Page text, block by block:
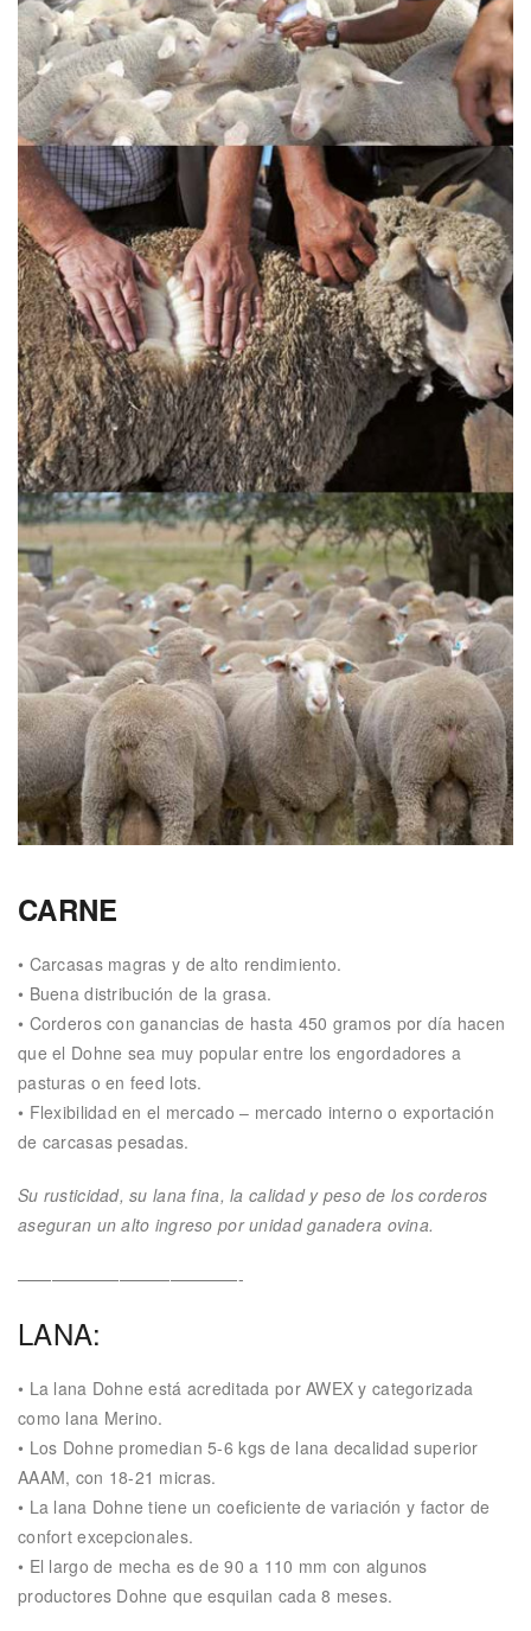
CARNE
• Carcasas magras y de alto rendimiento.
• Buena distribución de la grasa.
• Corderos con ganancias de hasta 450 gramos por día hacen
que el Dohne sea muy popular entre los engordadores a
pasturas o en feed lots.
• Flexibilidad en el mercado – mercado interno o exportación
de carcasas pesadas.
Su rusticidad, su lana fina, la calidad y peso de los corderos
aseguran un alto ingreso por unidad ganadera ovina.
—————————————-
LANA:
• La lana Dohne está acreditada por AWEX y categorizada
como lana Merino.
• Los Dohne promedian 5-6 kgs de lana decalidad superior
AAAM, con 18-21 micras.
• La lana Dohne tiene un coeficiente de variación y factor de
confort excepcionales.
• El largo de mecha es de 90 a 110 mm con algunos
productores Dohne que esquilan cada 8 meses.